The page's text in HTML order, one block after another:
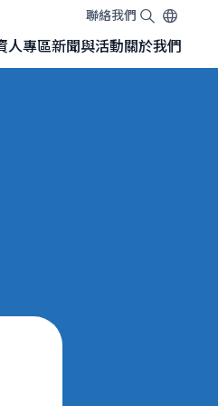
聯絡我們
ENTWJA
人專區新聞與活動關於我們